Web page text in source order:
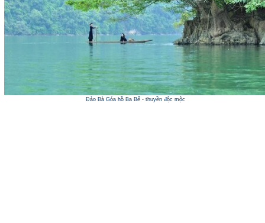
Đảo Bà Góa hồ Ba Bể - thuyền độc mộc